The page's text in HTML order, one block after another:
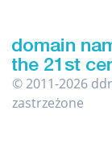
© 2011-2026
zastrzeżone